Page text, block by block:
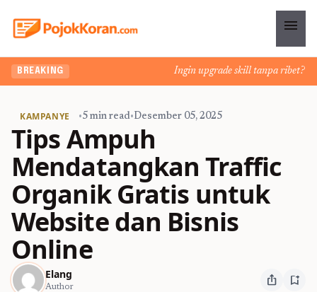
menu
BREAKING Ingin upgrade skill tanpa ribet?
KAMPANYE •5 min read•Desember 05, 2025
Tips Ampuh
Mendatangkan Traffic
Organik Gratis untuk
Website dan Bisnis
Online
Elang
Author ios_share bookmark_add